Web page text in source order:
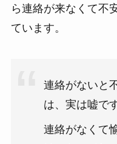
ら連絡が来なくて不
ています。
連絡がないと
は、実は嘘です
連絡がなくて